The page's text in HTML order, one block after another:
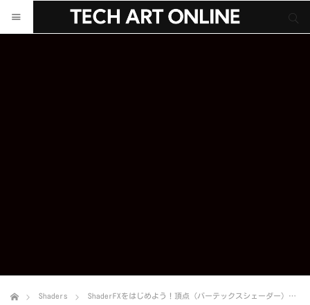
Shaders ShaderFXをはじめよう！頂点（バーテックスシェーダー）編